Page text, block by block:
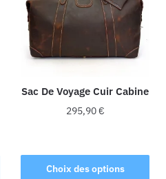
Sac De Voyage Cuir Cabine
295,90€
Choix des options
produit
a